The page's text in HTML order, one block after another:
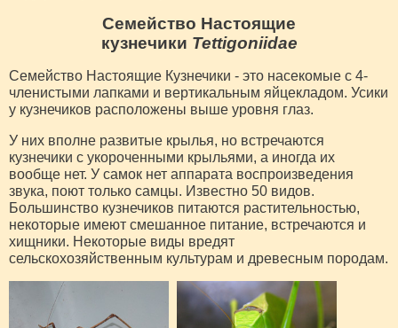
Семейство Настоящие
кузнечики Tettigoniidae
Семейство Настоящие Кузнечики - это насекомые с 4-
членистыми лапками и вертикальным яйцекладом. Усики
у кузнечиков расположены выше уровня глаз.
У них вполне развитые крылья, но встречаются
кузнечики с укороченными крыльями, а иногда их
вообще нет. У самок нет аппарата воспроизведения
звука, поют только самцы. Известно 50 видов.
Большинство кузнечиков питаются растительностью,
некоторые имеют смешанное питание, встречаются и
хищники. Некоторые виды вредят
сельскохозяйственным культурам и древесным породам.